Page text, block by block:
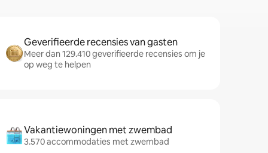
Geverifieerde recensies van gasten
Meer dan 129.410 geverifieerde recensies om je
op weg te helpen
Vakantiewoningen met zwembad
3.570 accommodaties met zwembad